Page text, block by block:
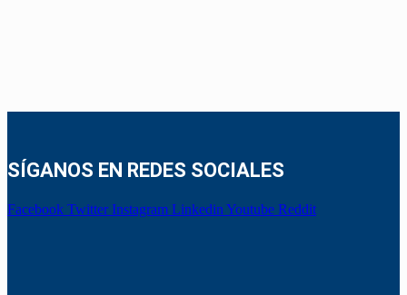
SÍGANOS EN REDES SOCIALES
Facebook Twitter Instagram Linkedin Youtube Reddit